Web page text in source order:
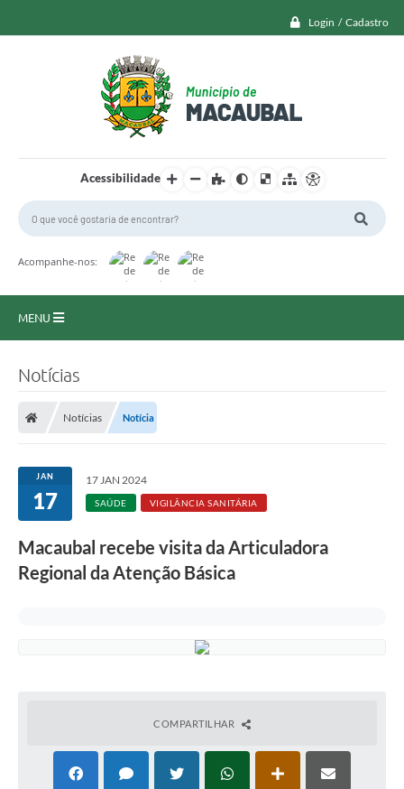
Login / Cadastro
Acessibilidade
Acompanhe-nos:
MENU
Macaubal
Administração
Transparência
Agenda Eventos
Notícias
Notícias Notícia
JAN
17
17 JAN 2024
SAÚDE VIGILÂNCIA SANITÁRIA
Macaubal recebe visita da Articuladora
Regional da Atenção Básica
COMPARTILHAR